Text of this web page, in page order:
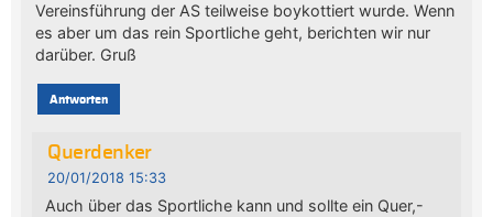
Vereinsführung der AS teilweise boykottiert wurde. Wenn
es aber um das rein Sportliche geht, berichten wir nur
darüber. Gruß
Antworten
Querdenker
20/01/2018 15:33
Auch über das Sportliche kann und sollte ein Quer,-